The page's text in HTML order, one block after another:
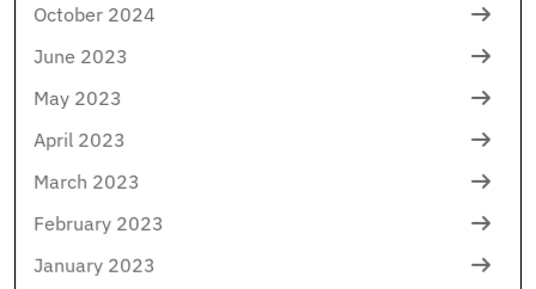
October 2024
June 2023
May 2023
April 2023
March 2023
February 2023
January 2023